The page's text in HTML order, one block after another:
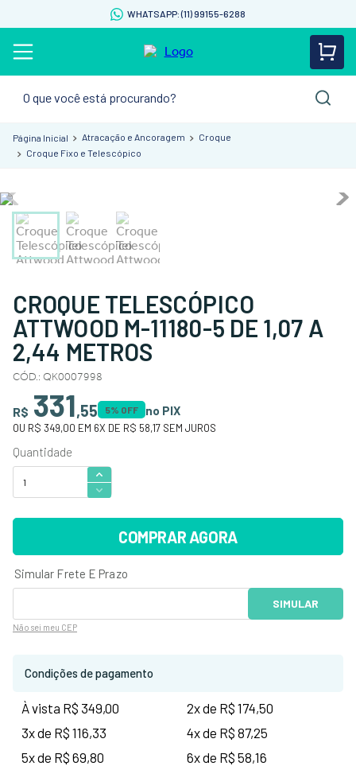
WHATSAPP: (11) 99155-6288
Atracação e Ancoragem
Croque
Croque Fixo e Telescópico
CROQUE TELESCÓPICO
ATTWOOD M-11180-5 DE 1,07 A
2,44 METROS
CÓD.: QK0007998
R$ 331,55 5% OFF no PIX
OU R$ 349,00 EM 6X DE R$ 58,17 SEM JUROS
COMPRAR AGORA
Não sei meu CEP
Condições de pagamento
À vista R$ 349,00
2x de R$ 174,50
3x de R$ 116,33
4x de R$ 87,25
5x de R$ 69,80
6x de R$ 58,16